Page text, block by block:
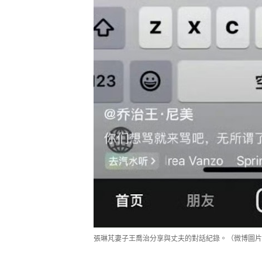
張琳芃妻子王喬治分享與丈夫的對話紀錄。（微博圖